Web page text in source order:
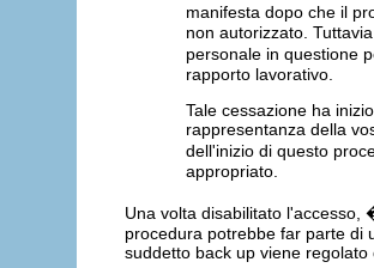
manifesta dopo che il
non autorizzato.
personale in questione
rapporto lavorativo.
Tale cessazione ha
rappresentanza della
dell'inizio di questo
appropriato.
Una volta disabilitato l'accesso,
procedura potrebbe far parte di
suddetto back up viene